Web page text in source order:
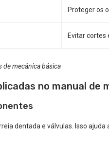
Proteger os
Evitar cortes
de mecânica básica
no manual de
dentada e válvulas. Isso